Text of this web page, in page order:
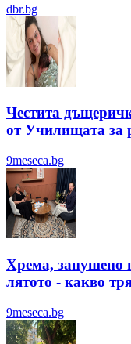
dbr.bg
Честита
от Училищата за
9meseca.bg
Хрема, запушено
лятотo - какво
9meseca.bg